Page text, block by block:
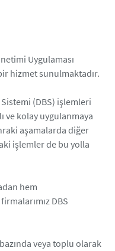
Uygulaması
hizmet sunulmaktadır.
(DBS) işlemleri
ve kolay uygulanmaya
aşamalarda diğer
işlemler de bu yolla
hem
DBS
veya toplu olarak